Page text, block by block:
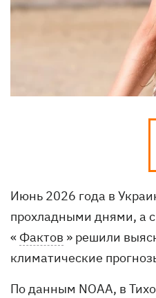
Июнь 2026 года в
прохладными днями, а
« Фактов » решили
климатические
По данным NOAA, в